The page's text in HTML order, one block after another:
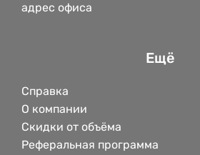
адрес офиса
Ещё
Справка
О компании
Скидки от объёма
Реферальная программа